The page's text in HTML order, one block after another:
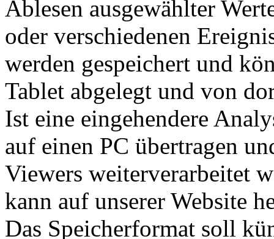
Ablesen ausgewählter
oder verschiedenen
werden gespeichert und
Tablet abgelegt und von
Ist eine eingehendere
auf einen PC übertragen
Viewers weiterverarbeitet
kann auf unserer Website
Das Speicherformat soll